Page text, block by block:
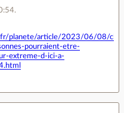
.
planete/article/2023/06/08/
pourraient-etre-
extreme-d-ici-a-